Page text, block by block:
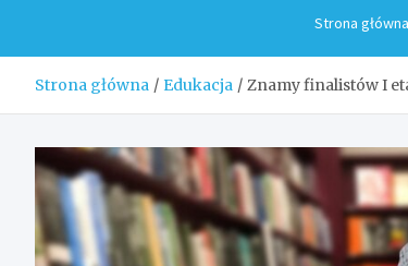
Strona główna
Strona główna Edukacja Znamy finalistów I